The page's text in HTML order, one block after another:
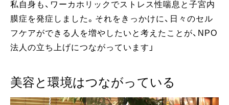
私自身も、ワーカホリックでストレス性喘息と子宮内
膜症を発症しました。それをきっかけに、日々のセル
フケアができる人を増やしたいと考えたことが、NPO
法人の立ち上げにつながっています」
美容と環境はつながっている